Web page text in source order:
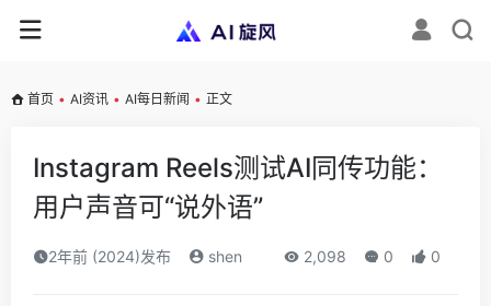
首页 • AI资讯 • AI每日新闻 • 正文
Instagram Reels测试AI同传功能：
用户声音可“说外语”
2年前 (2024)发布 shen 2,098 0 0